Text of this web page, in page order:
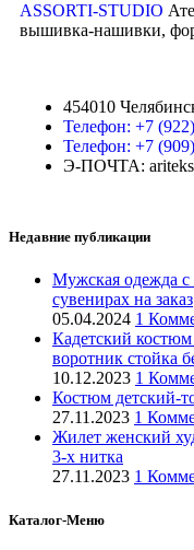
ASSORTI-STUDIO
вышивка-нашивки,
454010
Телефон: +7
Телефон: +7
Э-ПОЧТА:
Недавние публикации
Мужская одежда
сувенирах на заказ
05.04.2024 1
Кадетский
воротник стойка
10.12.2023 1
Костюм детский-
27.11.2023 1
Жилет женский
3-х нитка
27.11.2023 1
Каталог-Меню